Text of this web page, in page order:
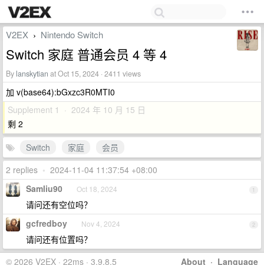
V2EX › Nintendo Switch
Switch 家庭 普通会员 4 等 4
By lanskytian at Oct 15, 2024 · 2411 views
加 v(base64):bGxzc3R0MTI0
Supplement 1 · 2024 年 10 月 15 日
剩 2
Switch
家庭
会员
2 replies • 2024-11-04 11:37:54 +08:00
1
Samliu90 Oct 18, 2024
请问还有空位吗？
2
gcfredboy Nov 4, 2024
请问还有位置吗？
About · Language
© 2026 V2EX · 22ms · 3.9.8.5